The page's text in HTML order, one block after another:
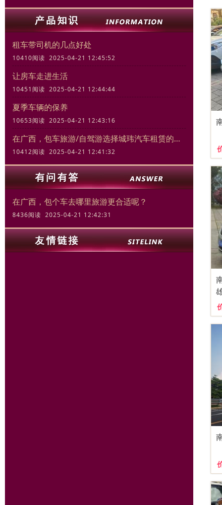
租车带司机的几点好处
10410阅读 2025-04-21 12:45:52
让房车走进生活
10451阅读 2025-04-21 12:44:44
夏季车辆的保养
10653阅读 2025-04-21 12:43:16
在广西，包车旅游/自驾游选择城玮汽车租赁的三大理由
10412阅读 2025-04-21 12:41:32
在广西，包个车去哪里旅游更合适呢？
8436阅读 2025-04-21 12:42:31